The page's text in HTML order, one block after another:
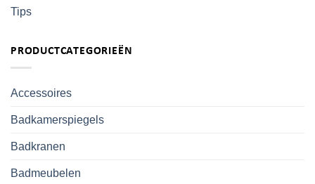
Tips
PRODUCTCATEGORIEËN
Accessoires
Badkamerspiegels
Badkranen
Badmeubelen